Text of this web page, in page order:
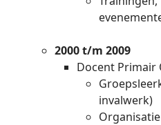
2000 t/m 2009
Docent Primair
invalwerk)